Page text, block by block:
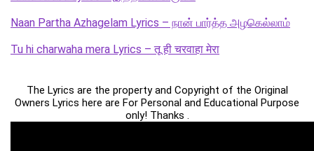
Naan Partha Azhagelam Lyrics – நான் பார்த்த அழகெல்லாம்
Tu hi charwaha mera Lyrics – तू ही चरवाहा मेरा
The Lyrics are the property and Copyright of the Original
Owners Lyrics here are For Personal and Educational Purpose
only! Thanks .